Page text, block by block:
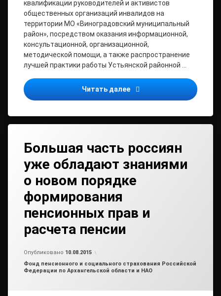
квалификации руководителей и активистов
общественных организаций инвалидов на
территории МО «Виноградовский муниципальный
район», посредством оказания информационной,
консультационной, организационной,
методической помощи, а также распространение
лучшей практики работы Устьянской районной …
Читать далее Приглашаем принять
Большая часть россиян
уже обладают знаниями
о новом порядке
формирования
пенсионных прав и
расчета пенсии
Опубликовано 10.08.2015
Рубрики:
Фонд пенсионного и социального страхования Российской
Федерации по Архангельской области и НАО